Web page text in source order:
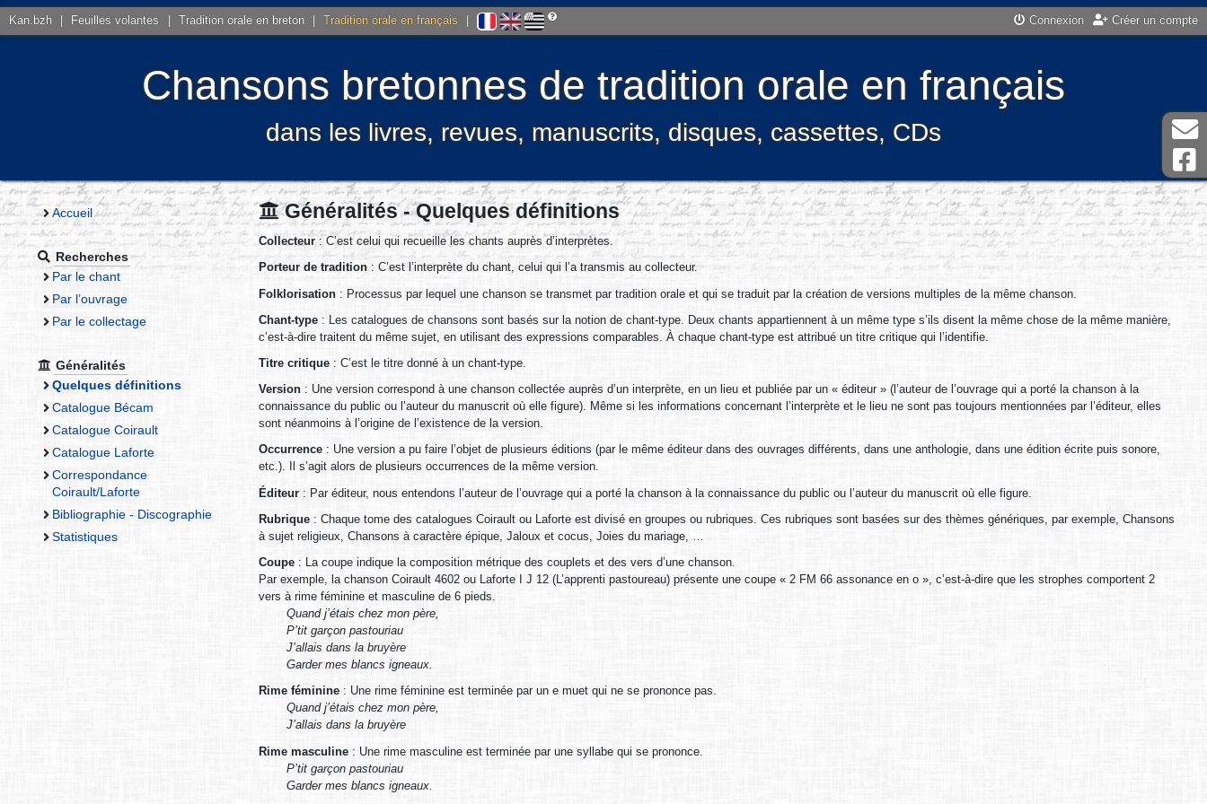
Kan.bzh Feuilles volantes Tradition orale en breton Tradition orale en français Connexion Créer un compte
Chansons bretonnes de tradition orale en français
dans les livres, revues, manuscrits, disques, cassettes, CDs
Accueil
Recherches
Par le chant
Par l’ouvrage
Par le collectage
Généralités
Quelques définitions
Catalogue Bécam
Catalogue Coirault
Catalogue Laforte
Correspondance
Coirault/Laforte
Bibliographie - Discographie
Statistiques
Généralités - Quelques définitions
Collecteur: C’est celui qui recueille les chants auprès d’interprètes.
Porteur de tradition: C’est l’interprète du chant, celui qui l’a transmis au collecteur.
Folklorisation : Processus par lequel une chanson se transmet par tradition orale et qui se traduit par la création de versions multiples de la même chanson.
Chant-type : Les catalogues de chansons sont basés sur la notion de chant-type. Deux chants appartiennent à un même type s’ils disent la même chose de la même manière,
c’est-à-dire traitent du même sujet, en utilisant des expressions comparables. À chaque chant-type est attribué un titre critique qui l’identifie.
Titre critique : C’est le titre donné à un chant-type.
Version : Une version correspond à une chanson collectée auprès d’un interprète, en un lieu et publiée par un « éditeur » (l’auteur de l’ouvrage qui a porté la chanson à la
connaissance du public ou l’auteur du manuscrit où elle figure). Même si les informations concernant l’interprète et le lieu ne sont pas toujours mentionnées par l’éditeur, elles
sont néanmoins à l’origine de l’existence de la version.
Occurrence : Une version a pu faire l’objet de plusieurs éditions (par le même éditeur dans des ouvrages différents, dans une anthologie, dans une édition écrite puis sonore,
etc.). Il s’agit alors de plusieurs occurrences de la même version.
Éditeur : Par éditeur, nous entendons l’auteur de l’ouvrage qui a porté la chanson à la connaissance du public ou l’auteur du manuscrit où elle figure.
Rubrique : Chaque tome des catalogues Coirault ou Laforte est divisé en groupes ou rubriques. Ces rubriques sont basées sur des thèmes génériques, par exemple, Chansons
à sujet religieux, Chansons à caractère épique, Jaloux et cocus, Joies du mariage, …
Coupe : La coupe indique la composition métrique des couplets et des vers d’une chanson.
Par exemple, la chanson Coirault 4602 ou Laforte I J 12 (L’apprenti pastoureau) présente une coupe « 2 FM 66 assonance en o », c’est-à-dire que les strophes comportent 2
vers à rime féminine et masculine de 6 pieds.
Quand j’étais chez mon père,
P’tit garçon pastouriau
J’allais dans la bruyère
Garder mes blancs igneaux.
Rime féminine : Une rime féminine est terminée par un e muet qui ne se prononce pas.
Quand j’étais chez mon père,
J’allais dans la bruyère
Rime masculine : Une rime masculine est terminée par une syllabe qui se prononce.
P’tit garçon pastouriau
Garder mes blancs igneaux.